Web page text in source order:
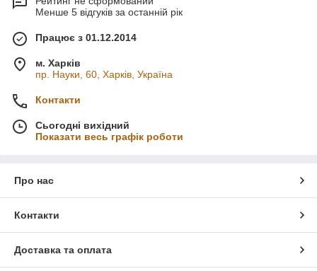
Менше 5 відгуків за останній рік
Працює з 01.12.2014
м. Харків
пр. Науки, 60, Харків, Україна
Контакти
Сьогодні вихідний
Показати весь графік роботи
Про нас
Контакти
Доставка та оплата